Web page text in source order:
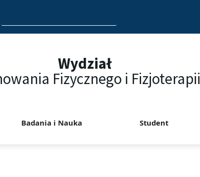
for:
Wydział
Fizycznego i Fizjoterapii
Badania i Nauka Student